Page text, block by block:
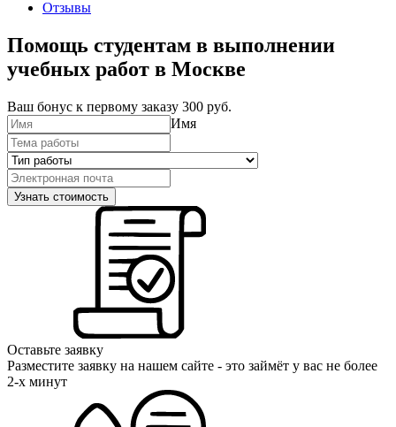
Отзывы
Помощь студентам в выполнении
учебных работ в Москве
Ваш бонус к первому заказу 300 руб.
Имя
Оставьте заявку
Разместите заявку на нашем сайте - это займёт у вас не более
2-х минут